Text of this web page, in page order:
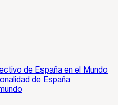
de España en el Mundo
de España